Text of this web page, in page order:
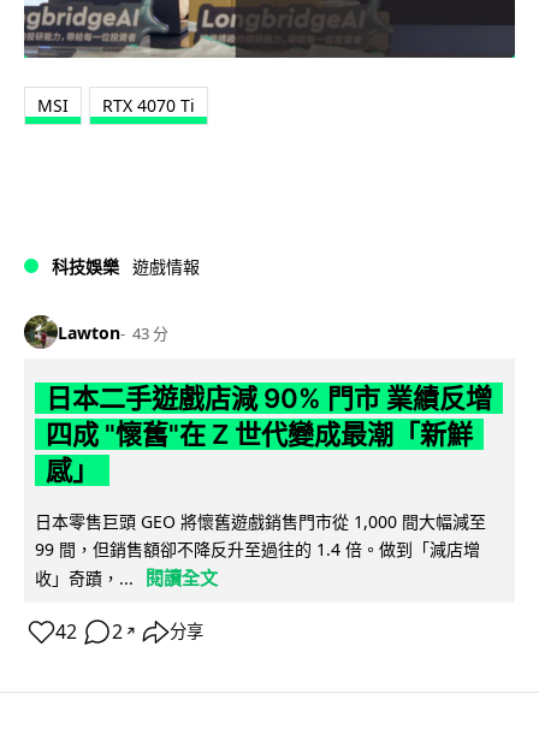
MSI RTX 4070 Ti
科技娛樂 遊戲情報
Lawton 43 分
日本二手遊戲店減 90% 門市 業績反增
四成 "懷舊"在 Z 世代變成最潮「新鮮
感」
日本零售巨頭 GEO 將懷舊遊戲銷售門市從 1,000 間大幅減至
99 間，但銷售額卻不降反升至過往的 1.4 倍。做到「減店增
收」奇蹟，...
閱讀全文
42 2 ↗ 分享